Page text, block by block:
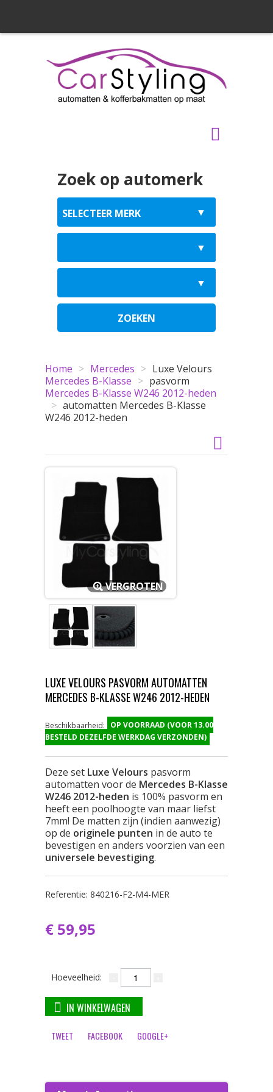
Zoek op automerk
ZOEKEN
Home > Mercedes >
Mercedes B-Klasse >
Mercedes B-Klasse W246 2012-heden
>
Luxe Velours
pasvorm
automatten Mercedes B-Klasse
W246 2012-heden
VERGROTEN
LUXE VELOURS PASVORM AUTOMATTEN
MERCEDES B-KLASSE W246 2012-HEDEN
Beschikbaarheid:
OP VOORRAAD (VOOR 13.00
BESTELD DEZELFDE WERKDAG VERZONDEN)
Deze set Luxe Velours pasvorm
automatten voor de Mercedes B-Klasse
W246 2012-heden is 100% pasvorm en
heeft een poolhoogte van maar liefst
7mm! De matten zijn (indien aanwezig)
op de originele punten in de auto te
bevestigen en anders voorzien van een
universele bevestiging.
Referentie: 840216-F2-M4-MER
€ 59,95
Hoeveelheid:
IN WINKELWAGEN
TWEET FACEBOOK GOOGLE+